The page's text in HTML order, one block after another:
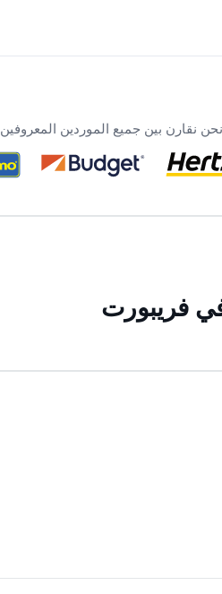
نحن نقارن بين جميع الموردين المعروفين
فريبورت